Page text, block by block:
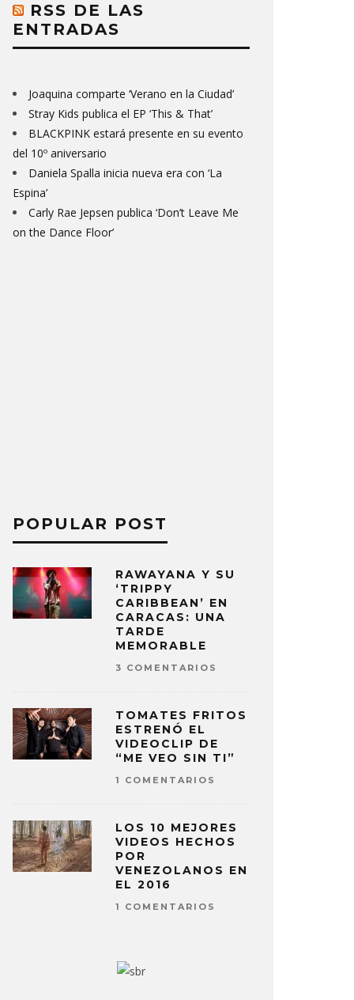
RSS DE LAS
ENTRADAS
Joaquina comparte ‘Verano en la Ciudad’
Stray Kids publica el EP ‘This & That’
BLACKPINK estará presente en su evento
del 10º aniversario
Daniela Spalla inicia nueva era con ‘La
Espina’
Carly Rae Jepsen publica ‘Don’t Leave Me
on the Dance Floor’
POPULAR POST
RAWAYANA Y SU
‘TRIPPY
CARIBBEAN’ EN
CARACAS: UNA
TARDE
MEMORABLE
3 COMENTARIOS
TOMATES FRITOS
ESTRENÓ EL
VIDEOCLIP DE
“ME VEO SIN TI”
1 COMENTARIOS
LOS 10 MEJORES
VIDEOS HECHOS
POR
VENEZOLANOS EN
EL 2016
1 COMENTARIOS